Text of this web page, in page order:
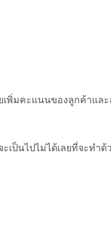
เพิ่มคะแนนของลูกค้าแล
เป็นไปไม่ได้เลยที่จะทำด้